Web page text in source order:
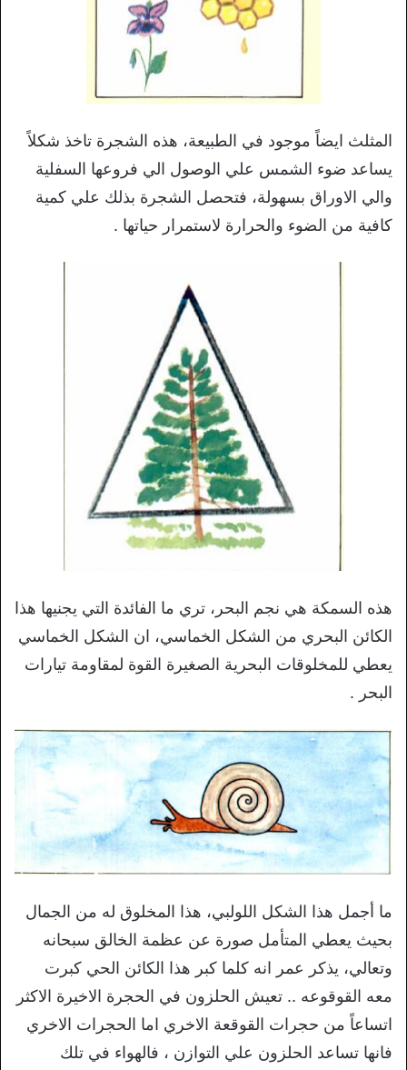
المثلث ايضاً موجود في الطبيعة، هذه الشجرة تاخذ شكلاً
يساعد ضوء الشمس علي الوصول الي فروعها السفلية
والي الاوراق بسهولة، فتحصل الشجرة بذلك علي كمية
كافية من الضوء والحرارة لاستمرار حياتها .
هذه السمكة هي نجم البحر، تري ما الفائدة التي يجنيها هذا
الكائن البحري من الشكل الخماسي، ان الشكل الخماسي
يعطي للمخلوقات البحرية الصغيرة القوة لمقاومة تيارات
البحر .
ما أجمل هذا الشكل اللولبي، هذا المخلوق له من الجمال
بحيث يعطي المتأمل صورة عن عظمة الخالق سبحانه
وتعالي، يذكر عمر انه كلما كبر هذا الكائن الحي كبرت
معه القوقوعه .. تعيش الحلزون في الحجرة الاخيرة الاكثر
اتساعاً من حجرات القوقعة الاخري اما الحجرات الاخري
فانها تساعد الحلزون علي التوازن ، فالهواء في تلك